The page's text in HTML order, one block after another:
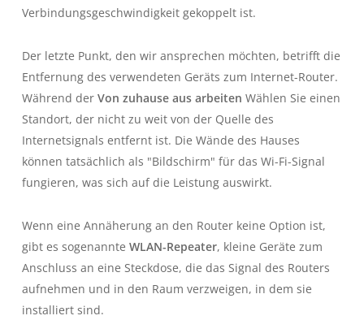
Verbindungsgeschwindigkeit gekoppelt ist.
Der letzte Punkt, den wir ansprechen möchten, betrifft die
Entfernung des verwendeten Geräts zum Internet-Router.
Während der Von zuhause aus arbeiten Wählen Sie einen
Standort, der nicht zu weit von der Quelle des
Internetsignals entfernt ist. Die Wände des Hauses
können tatsächlich als "Bildschirm" für das Wi-Fi-Signal
fungieren, was sich auf die Leistung auswirkt.
Wenn eine Annäherung an den Router keine Option ist,
gibt es sogenannte WLAN-Repeater, kleine Geräte zum
Anschluss an eine Steckdose, die das Signal des Routers
aufnehmen und in den Raum verzweigen, in dem sie
installiert sind.